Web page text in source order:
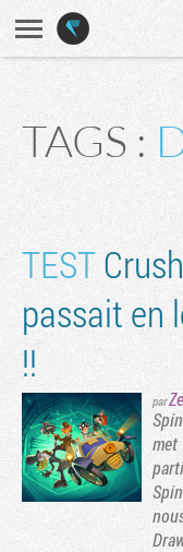
TAGS :
TEST
passait en
!!
par